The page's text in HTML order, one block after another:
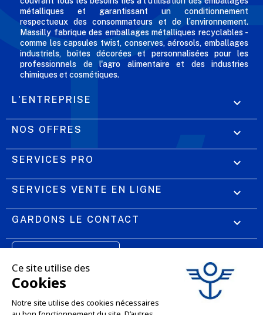
métalliques et garantissant un conditionnement
respectueux des consommateurs et de l’environnement.
Massilly fabrique des emballages métalliques recyclables -
comme les capsules twist, conserves, aérosols, emballages
industriels, boîtes décorées et personnalisées pour les
professionnels de l'agro alimentaire et des industries
chimiques et cosmétiques.
L'ENTREPRISE 
NOS OFFRES 
SERVICES PRO 
SERVICES VENTE EN LIGNE 
GARDONS LE CONTACT 
SITE E-COMMERCE
NOS AGENCES
entre 9h et 12h puis